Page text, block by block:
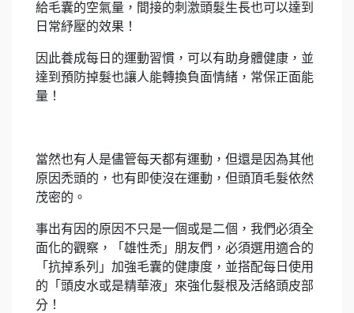
給毛囊的空氣量，間接的刺激頭髮生長也可以達到
日常紓壓的效果！
因此養成每日的運動習慣，可以有助身體健康，並
達到預防掉髮也讓人能轉換負面情緒，常保正面能
量！
當然也有人是儘管每天都有運動，但還是因為其他
原因禿頭的，也有即使沒在運動，但頭頂毛髮依然
茂密的。
事出有因的原因不只是一個或是二個，我們必須全
面化的觀察，「雄性禿」朋友們，必須選用適合的
「抗掉系列」加強毛囊的健康度，並搭配每日使用
的「頭皮水或是精華液」來強化髮根及活絡頭皮部
分！